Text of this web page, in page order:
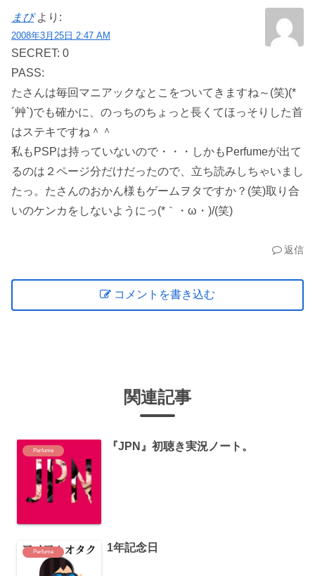
関連記事
Perfume 『JPN』初聴き実況ノート。
Perfume 1年記念日
まぴ より:
2008年3月25日 2:47 AM
SECRET: 0
PASS:
たさんは毎回マニアックなとこをついてきますね～(笑)(*
´艸`)でも確かに、のっちのちょっと長くてほっそりした首
はステキですね＾＾
私もPSPは持っていないので・・・しかもPerfumeが出て
るのは２ページ分だけだったので、立ち読みしちゃいまし
たっ。たさんのおかん様もゲームヲタですか？(笑)取り合
いのケンカをしないようにっ(*｀・ω・)/(笑)
返信
コメントを書き込む